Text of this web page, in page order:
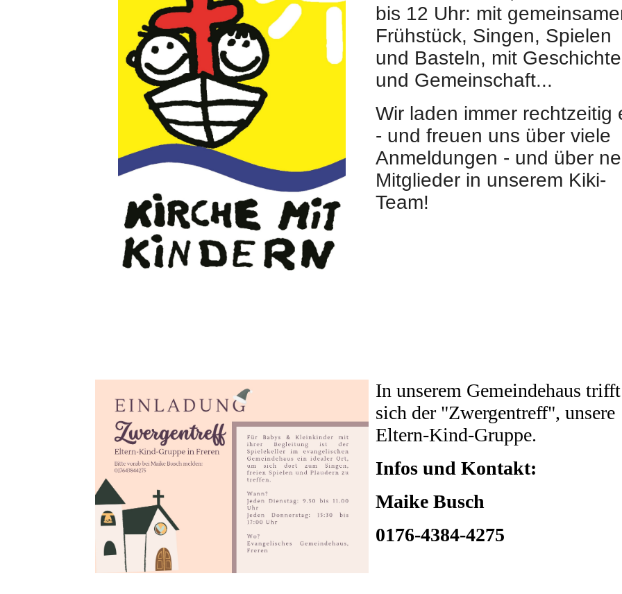
bis 12 Uhr: mit
Frühstück, Singen, Spielen
und Basteln, mit
und Gemeinschaft...
Wir laden immer rechtzeitig
- und freuen uns über viele
Anmeldungen - und über
Mitglieder in unserem Kiki-
Team!
In unserem Gemeindehaus trifft
sich der "Zwergentreff", unsere
Eltern-Kind-Gruppe.
Infos und Kontakt:
Maike Busch
0176-4384-4275